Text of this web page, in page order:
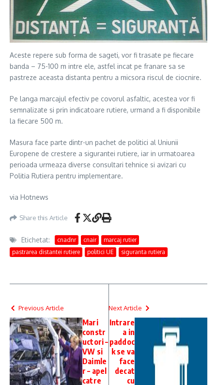
Aceste repere sub forma de sageti, vor fi trasate pe fiecare
banda – 75-100 m intre ele, astfel incat pe franare sa se
pastreze aceasta distanta pentru a micsora riscul de ciocnire.
Pe langa marcajul efectiv pe covorul asfaltic, acestea vor fi
semnalizate si prin indicatoare rutiere, urmand a fi disponibile
la fiecare 500 m.
Masura face parte dintr-un pachet de politici al Uniunii
Europene de crestere a sigurantei rutiere, iar in urmatoarea
perioada urmeaza diverse consultari tehnice si avizari cu
Politia Rutiera pentru implementare.
via Hotnews
Share this Article
Etichetat: cnadnr cnair
marcaj rutier
pastrarea distantei rutiere
politici UE siguranta rutiera
Previous Article
Mari
constr
uctori –
VW si
Daimle
r – apel
catre
Next Article
Intrare
a in
paddoc
k se va
face
decat
cu